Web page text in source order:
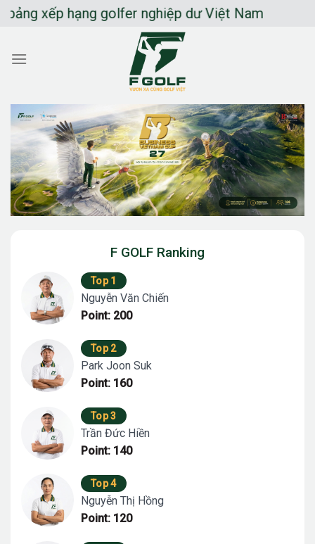
Chuyển
dung
hạng golfer nghiệp dư Việt Nam
F GOLF Ranking
Top 1
Nguyễn Văn Chiến
Point: 200
Top 2
Park Joon Suk
Point: 160
Top 3
Trần Đức Hiền
Point: 140
Top 4
Nguyễn Thị Hồng
Point: 120